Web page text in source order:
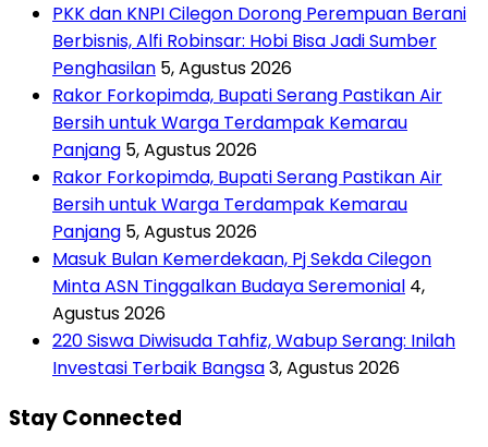
PKK dan KNPI Cilegon Dorong Perempuan Berani
Berbisnis, Alfi Robinsar: Hobi Bisa Jadi Sumber
Penghasilan 5, Agustus 2026
Rakor Forkopimda, Bupati Serang Pastikan Air
Bersih untuk Warga Terdampak Kemarau
Panjang 5, Agustus 2026
Rakor Forkopimda, Bupati Serang Pastikan Air
Bersih untuk Warga Terdampak Kemarau
Panjang 5, Agustus 2026
Masuk Bulan Kemerdekaan, Pj Sekda Cilegon
Minta ASN Tinggalkan Budaya Seremonial 4,
Agustus 2026
220 Siswa Diwisuda Tahfiz, Wabup Serang: Inilah
Investasi Terbaik Bangsa3, Agustus 2026
Stay Connected